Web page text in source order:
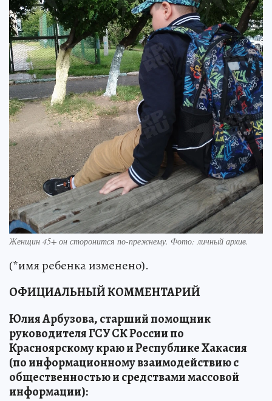
Женщин 45+ он сторонится по-прежнему. Фото: личный архив.
(*имя ребенка изменено).
ОФИЦИАЛЬНЫЙ КОММЕНТАРИЙ
Юлия Арбузова, старший помощник
руководителя ГСУ СК России по
Красноярскому краю и Республике Хакасия
(по информационному взаимодействию с
общественностью и средствами массовой
информации):